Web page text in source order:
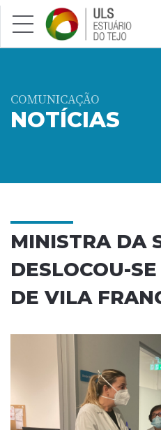
Saltar para conteúdo
COMUNICAÇÃO
NOTÍCIAS
MINISTRA DA
DESLOCOU-
DE VILA